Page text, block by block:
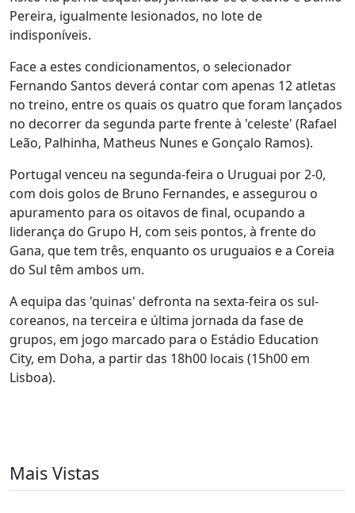
Pereira, igualmente lesionados, no lote de
indisponíveis.
Face a estes condicionamentos, o selecionador
Fernando Santos deverá contar com apenas 12 atletas
no treino, entre os quais os quatro que foram lançados
no decorrer da segunda parte frente à 'celeste' (Rafael
Leão, Palhinha, Matheus Nunes e Gonçalo Ramos).
Portugal venceu na segunda-feira o Uruguai por 2-0,
com dois golos de Bruno Fernandes, e assegurou o
apuramento para os oitavos de final, ocupando a
liderança do Grupo H, com seis pontos, à frente do
Gana, que tem três, enquanto os uruguaios e a Coreia
do Sul têm ambos um.
A equipa das 'quinas' defronta na sexta-feira os sul-
coreanos, na terceira e última jornada da fase de
grupos, em jogo marcado para o Estádio Education
City, em Doha, a partir das 18h00 locais (15h00 em
Lisboa).
Mais Vistas